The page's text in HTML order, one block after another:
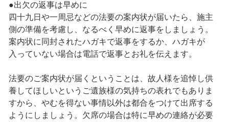
●出欠の返事は早めに
四十九日や一周忌などの法要の案内状が届いたら、施主
側の準備を考慮し、なるべく早めに返事をしましょう。
案内状に同封されたハガキで返事をするか、ハガキが
入っていない場合は電話で返事とお礼を伝えます。
法要のご案内状が届くということは、故人様を追悼し供
養してほしいというご遺族様の気持ちの表れでもありま
すから、やむを得ない事情以外は都合をつけて出席する
ようにしましょう。欠席の場合は特に早めの連絡が必要